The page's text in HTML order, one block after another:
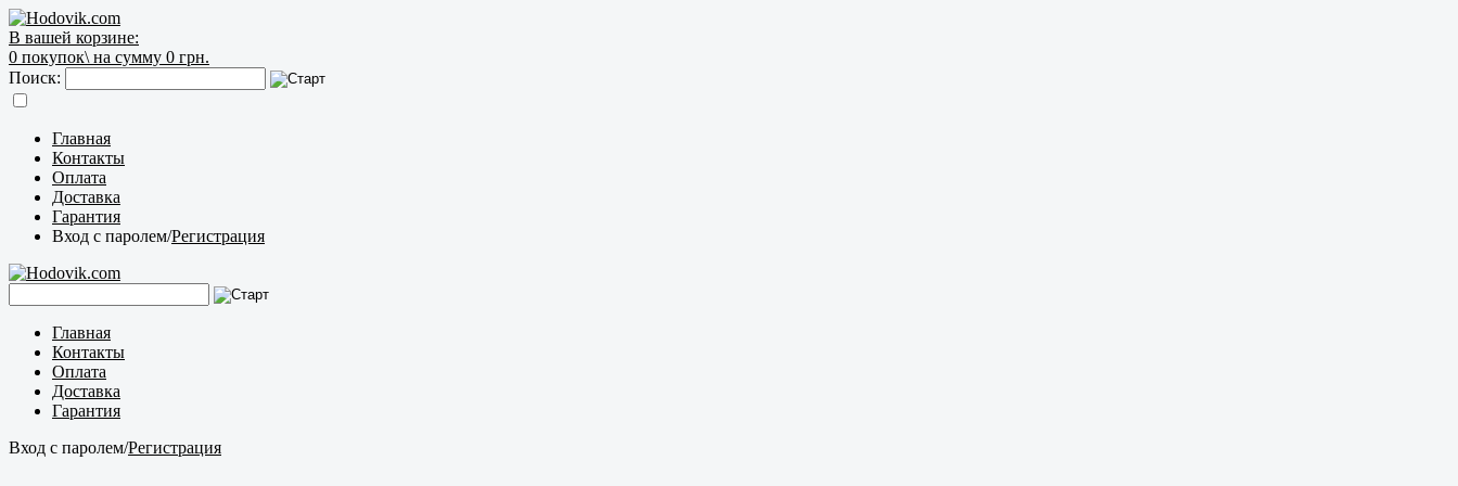
В вашей корзине:
0 покупок\ на сумму 0 грн.
Поиск:
Главная
Контакты
Оплата
Доставка
Гарантия
Вход с паролем/Регистрация
Главная
Контакты
Оплата
Доставка
Гарантия
Вход с паролем/Регистрация